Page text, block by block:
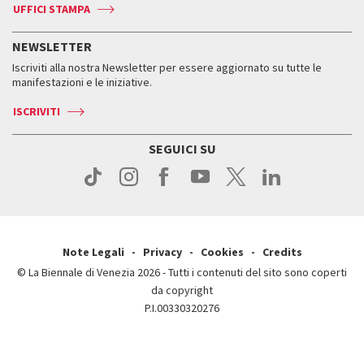
Press
Accrediti
Come raggiungerci
Accrediti
Come raggiungerci
Contatti
Press
Press
Edizioni passate
Orari e sedi
Biglietti
Servizi al pubblico
Come raggiungerci
Contatti
ASAC DATI
Storia
Orari e sedi
UFFICI STAMPA
NEWSLETTER
Iscriviti alla nostra Newsletter per essere aggiornato su tutte le
manifestazioni e le iniziative.
ISCRIVITI
SEGUICI SU
Note Legali Privacy Cookies
Credits
© La Biennale di Venezia 2026 - Tutti i contenuti del sito sono coperti
da copyright
P.I.00330320276